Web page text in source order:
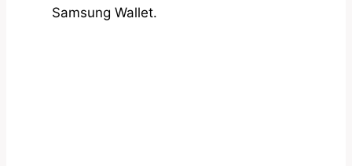
Samsung Wallet.